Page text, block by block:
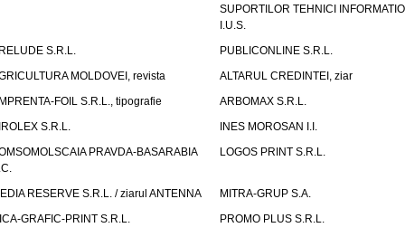
SUPORTILOR TEHNICI
I.U.S.
S.R.L.
PUBLICONLINE S.R.L.
MOLDOVEI, revista
ALTARUL CREDINTEI, ziar
FOIL S.R.L., tipografie
ARBOMAX S.R.L.
S.R.L.
INES MOROSAN I.I.
PRAVDA-BASARABIA
LOGOS PRINT S.R.L.
RESERVE S.R.L. / ziarul ANTENNA
MITRA-GRUP S.A.
GRAFIC-PRINT S.R.L.
PROMO PLUS S.R.L.